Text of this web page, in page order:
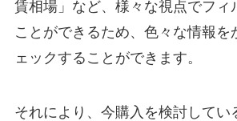
賃相場」など、様々な視点でフィ
ことができるため、色々な情報を
ェックすることができます。
それにより、今購入を検討してい